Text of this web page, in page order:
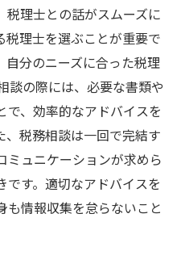
税理士との話がスムーズに
税理士を選ぶことが重要で
自分のニーズに合った税理
談の際には、必要な書類や
で、効率的なアドバイスを
、税務相談は一回で完結す
ミュニケーションが求めら
す。適切なアドバイスを
も情報収集を怠らないこと